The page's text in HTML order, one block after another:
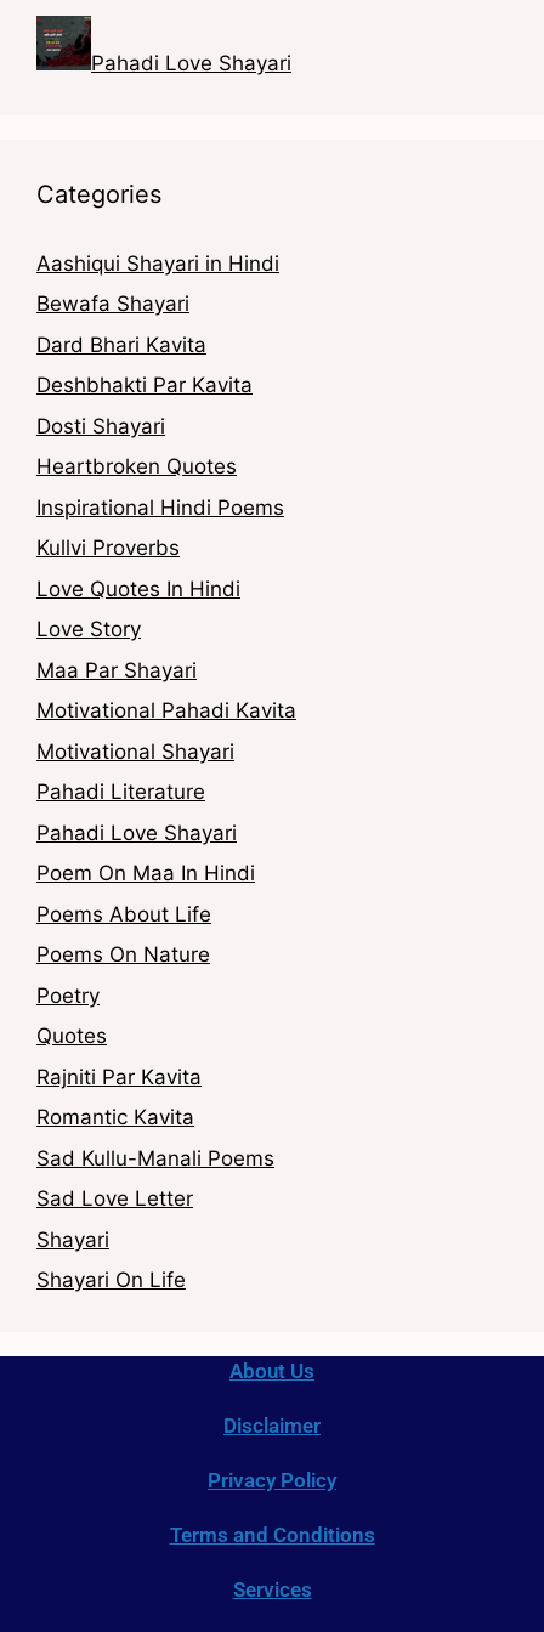
Pahadi Love Shayari
Categories
Aashiqui Shayari in Hindi
Bewafa Shayari
Dard Bhari Kavita
Deshbhakti Par Kavita
Dosti Shayari
Heartbroken Quotes
Inspirational Hindi Poems
Kullvi Proverbs
Love Quotes In Hindi
Love Story
Maa Par Shayari
Motivational Pahadi Kavita
Motivational Shayari
Pahadi Literature
Pahadi Love Shayari
Poem On Maa In Hindi
Poems About Life
Poems On Nature
Poetry
Quotes
Rajniti Par Kavita
Romantic Kavita
Sad Kullu-Manali Poems
Sad Love Letter
Shayari
Shayari On Life
About Us
Disclaimer
Privacy Policy
Terms and Conditions
Services